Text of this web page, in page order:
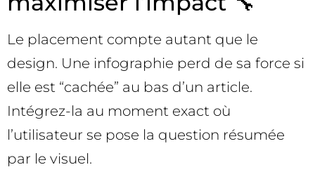
Le placement compte autant que le
design. Une infographie perd de sa force si
elle est “cachée” au bas d’un article.
Intégrez-la au moment exact où
l’utilisateur se pose la question résumée
par le visuel.